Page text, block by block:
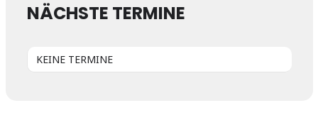
NÄCHSTE TERMINE
KEINE TERMINE